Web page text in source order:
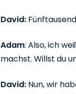
David:
Adam: Also, ich
machst. Willst du
David: Nun, wir